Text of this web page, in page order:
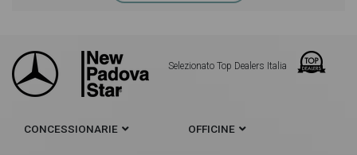
Selezionato Top Dealers Italia
CONCESSIONARIE OFFICINE